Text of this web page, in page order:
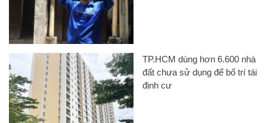
TP.HCM dùng hơn 6.600 nhà
đất chưa sử dụng để bố trí tái
định cư